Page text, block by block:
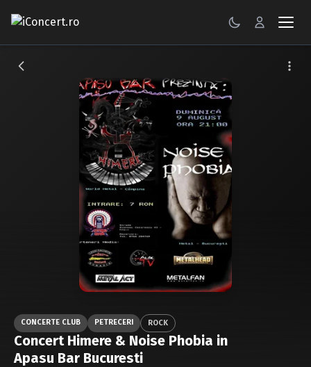
CONCERTE
Caută în site...
CONCERTE CLUB PETRECERI ROCK
Concert Himere & Noise Phobia in
Apasu Bar Bucuresti